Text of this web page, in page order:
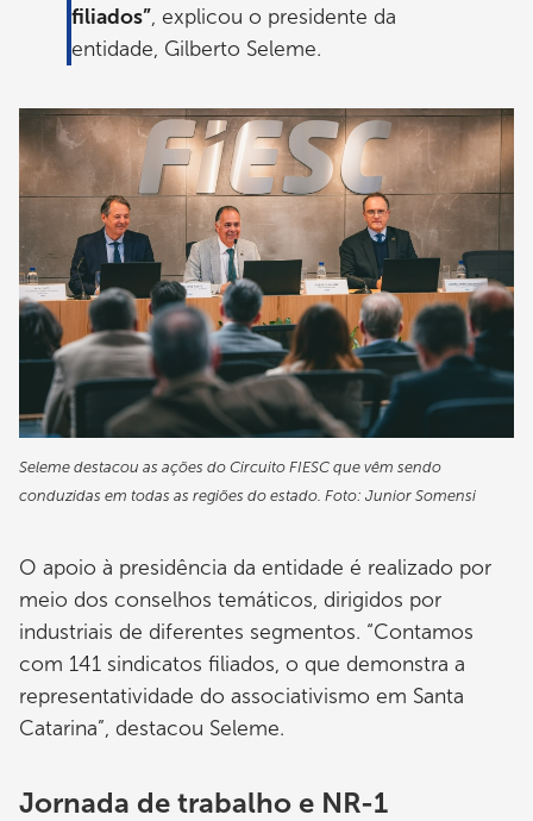
filiados”, explicou o presidente da
entidade, Gilberto Seleme.
Imagem
Seleme destacou as ações do Circuito FIESC que vêm sendo
conduzidas em todas as regiões do estado. Foto: Junior Somensi
O apoio à presidência da entidade é realizado por
meio dos conselhos temáticos, dirigidos por
industriais de diferentes segmentos. “Contamos
com 141 sindicatos filiados, o que demonstra a
representatividade do associativismo em Santa
Catarina”, destacou Seleme.
Jornada de trabalho e NR-1